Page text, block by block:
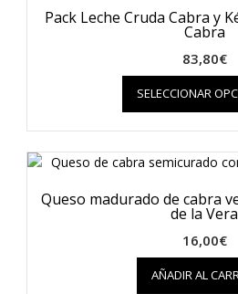
Pack Leche Cruda Cabra y
Cabra
83,80€
SELECCIONAR
Queso madurado de cabra
de la Vera
16,00€
AÑADIR AL